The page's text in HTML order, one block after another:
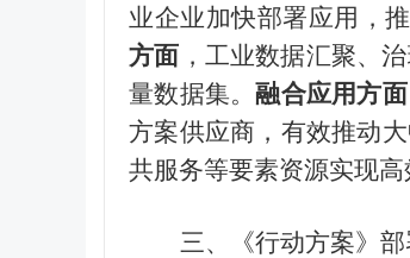
业企业加快部署应用，
方面 ，工业数据汇聚、
量数据集。融合应用方面
方案供应商，有效推动大
共服务等要素资源实现高
三、《行动方案》